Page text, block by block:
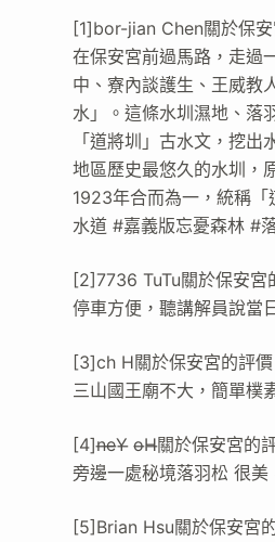
[1]bor-jian Chen關於保安
在保安宮前過馬路，走過
中、寮內談護生、王威教
水」。這條水圳濕地、落
「道將圳」古水文，挖
地區歷史最悠久的水圳，
1923年合而為一，統稱
水道 #嘉義版忘憂森林 #
[2]7736 TuTu關於保安宮
停車方便，聽講解員說當
[3]ch H關於保安宮的評價
三山國王廟不大，簡單樸
[4]n̶e̶Y̶ o̶H̶關於保安宮的
旁邊一處秘境落羽松 很美
[5]Brian Hsu關於保安宮